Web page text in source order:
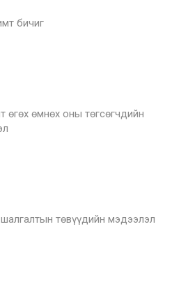
бичиг
өгөх өмнөх оны төгсөгчдийн
төвүүдийн мэдээлэл